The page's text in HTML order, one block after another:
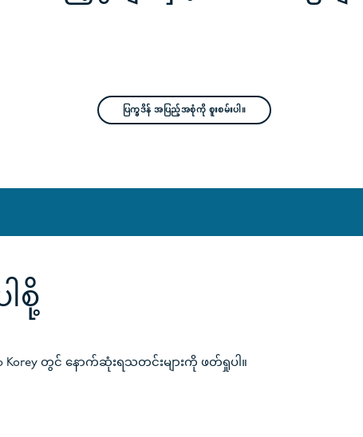
ပြက္ခဒိန် အပြည့်အစုံကို စူးစမ်းပါ။
စို့
တွင် နောက်ဆုံးရသတင်းများကို ဖတ်ရှုပါ။